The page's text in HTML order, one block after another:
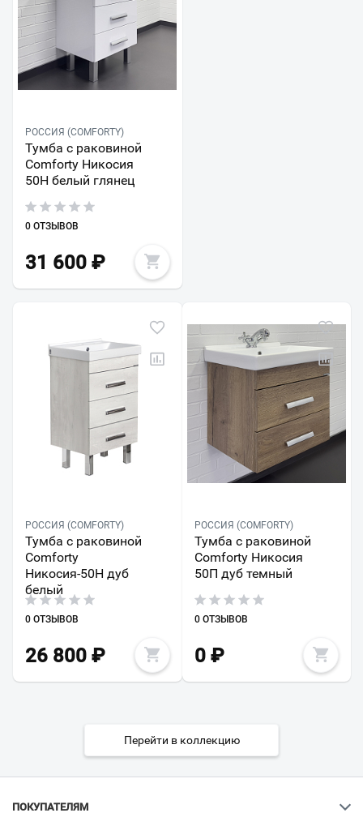
РОССИЯ (COMFORTY)
Тумба с раковиной
Comforty Никосия
50Н белый глянец
0 ОТЗЫВОВ
31 600 ₽
РОССИЯ (COMFORTY)
Тумба с раковиной
Comforty
Никосия-50Н дуб
белый
0 ОТЗЫВОВ
26 800 ₽
РОССИЯ (COMFORTY)
Тумба с раковиной
Comforty Никосия
50П дуб темный
0 ОТЗЫВОВ
0₽
Перейти в коллекцию
ПОКУПАТЕЛЯМ